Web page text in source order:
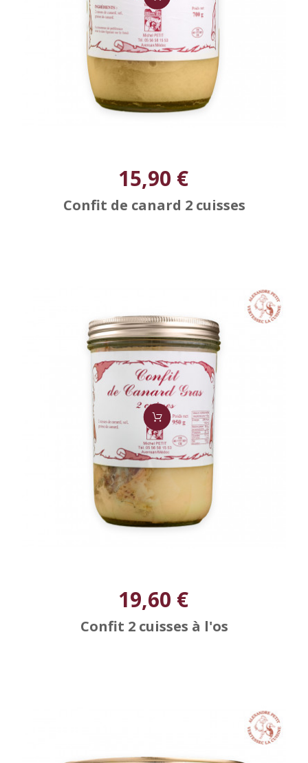
15,90 €
Confit de canard 2 cuisses
19,60 €
Confit 2 cuisses à l'os